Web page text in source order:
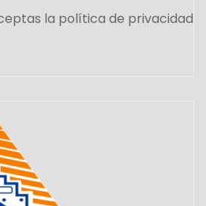
la política de privacidad